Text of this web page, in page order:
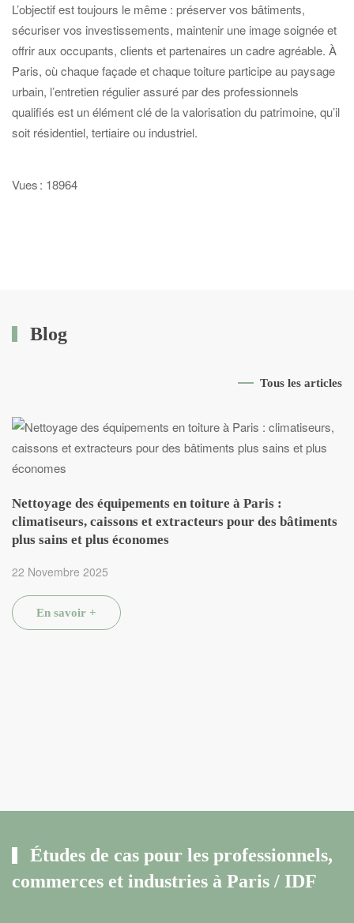
L’objectif est toujours le même : préserver vos bâtiments,
sécuriser vos investissements, maintenir une image soignée et
offrir aux occupants, clients et partenaires un cadre agréable. À
Paris, où chaque façade et chaque toiture participe au paysage
urbain, l’entretien régulier assuré par des professionnels
qualifiés est un élément clé de la valorisation du patrimoine, qu’il
soit résidentiel, tertiaire ou industriel.
Vues : 18964
Blog
Tous les articles
Nettoyage des équipements en toiture à Paris :
climatiseurs, caissons et extracteurs pour des bâtiments
plus sains et plus économes
22 Novembre 2025
En savoir +
Études de cas pour les professionnels,
commerces et industries à Paris / IDF